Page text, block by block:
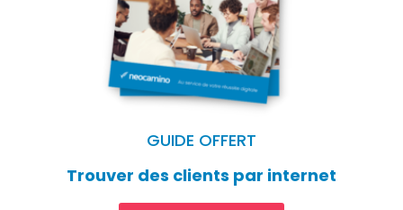
GUIDE OFFERT
Trouver des clients par internet